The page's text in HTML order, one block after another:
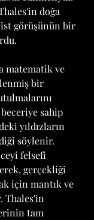
doğa
görüşünün bir
matematik ve
bir
sahip
yıldızların
söylenir.
felsefi
gerçekliği
için mantık ve
Thales'in
tam